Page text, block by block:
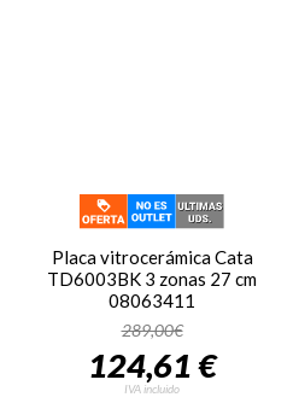
Placa vitrocerámica Cata
TD6003BK 3 zonas 27 cm
08063411
289,00€
124,61 €
IVA incluido